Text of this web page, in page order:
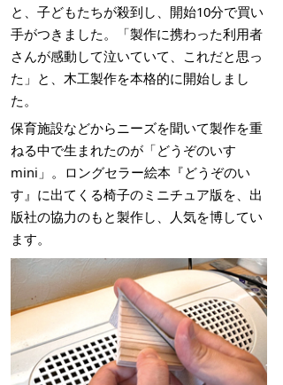
と、子どもたちが殺到し、開始10分で買い
手がつきました。「製作に携わった利用者
さんが感動して泣いていて、これだと思っ
た」と、木工製作を本格的に開始しまし
た。
保育施設などからニーズを聞いて製作を重
ねる中で生まれたのが「どうぞのいす
mini」。ロングセラー絵本『どうぞのい
す』に出てくる椅子のミニチュア版を、出
版社の協力のもと製作し、人気を博してい
ます。